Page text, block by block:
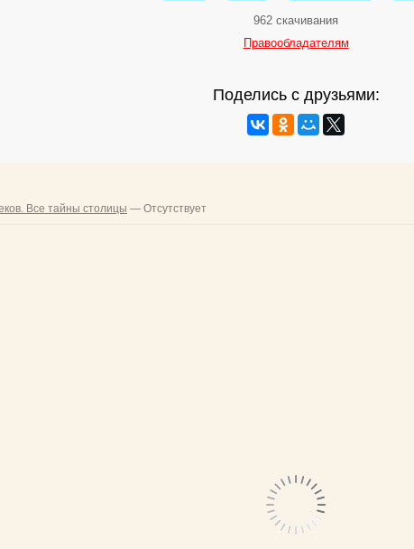
962 скачивания
Правообладателям
Поделись с друзьями: